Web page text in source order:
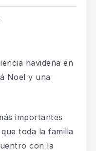
navideña en
Noel y una
importantes
toda la familia
con la